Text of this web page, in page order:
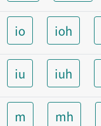
io ioh
iu iuh
m mh